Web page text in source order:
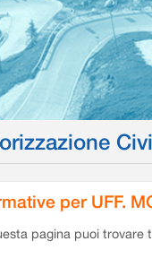
per UFF.
pagina puoi